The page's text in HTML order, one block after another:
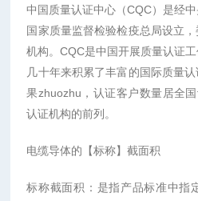
中国质量认证中心（CQC）是经
国家质量监督检验检疫总局设立
机构。CQC是中国开展质量认证
几十年来积累了丰富的国际质量
果zhuozhu，认证客户数量居全
认证机构的前列。
电缆导体的【标称】截面积
标称截面积：是指产品标准中指